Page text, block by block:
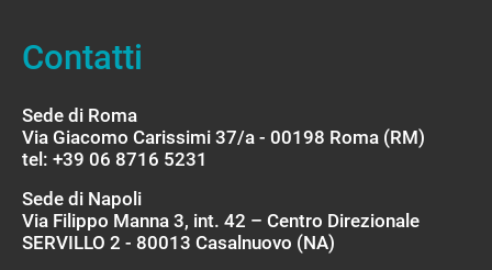
Contatti
Sede di Roma
Via Giacomo Carissimi 37/a - 00198 Roma (RM)
tel: +39 06 8716 5231
Sede di Napoli
Via Filippo Manna 3, int. 42 – Centro Direzionale
SERVILLO 2 - 80013 Casalnuovo (NA)